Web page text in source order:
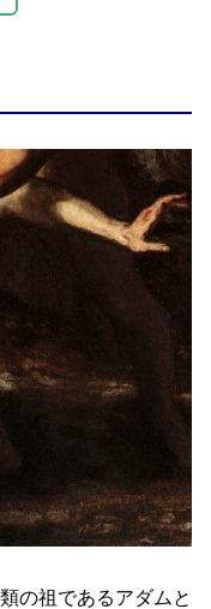
の祖であるアダムと